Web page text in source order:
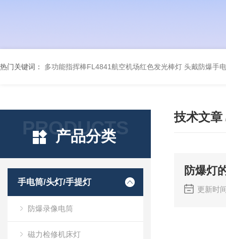
热门关键词： 多功能指挥棒FL4841航空机场红色发光棒灯 头戴防爆手
PRODUCTS
产品分类
手电筒/头灯/手提灯
防爆录像电筒
磁力检修机床灯
技术文章
防爆灯
更新时